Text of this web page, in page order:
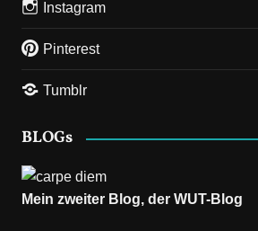
Instagram
Pinterest
Tumblr
BLOGs
Mein zweiter Blog, der WUT-Blog